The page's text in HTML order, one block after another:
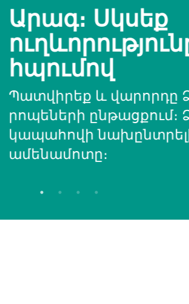
Արագ։ Սկսեք
հպումով
Պատվիրեք և վարորդը
րոպեների ընթացքում։
կապահովի
ամենամոտը։